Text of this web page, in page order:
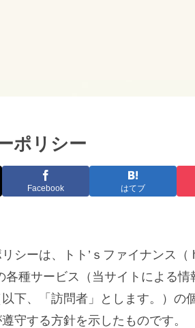
ポリシー
Facebook はてブ
シーは、トト’ｓファイナンス
各種サービス（当サイトによる
下、「訪問者」とします。）の
守する方針を示したものです。